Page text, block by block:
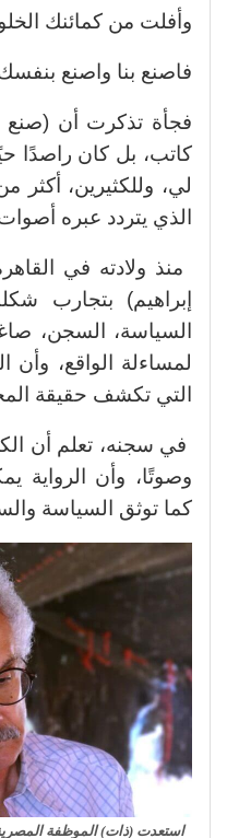
وأفلت من كمائنك
فاصنع بنا واصنع
فجأة تذكرت أن (صنع
كاتب، بل كان راصدًا
لي، وللكثيرين، أكثر
الذي يتردد عبره
إبراهيم) بتجارب
السياسة، السجن،
لمساءلة الواقع، وأن
التي تكشف حقيقة
في سجنه، تعلم أن
وصوتًا، وأن الرواية
كما توثق السياسة
استعدت (ذات) الموظفة